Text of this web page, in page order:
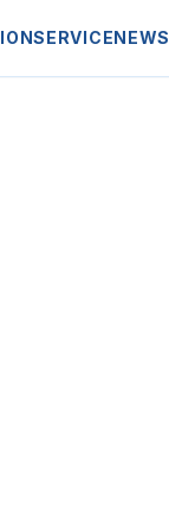
SERVICENEWS